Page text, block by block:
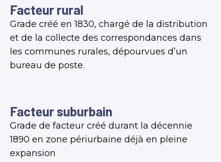
Facteur rural
Grade créé en 1830, chargé de la distribution
et de la collecte des correspondances dans
les communes rurales, dépourvues d’un
bureau de poste.
Facteur suburbain
Grade de facteur créé durant la décennie
1890 en zone périurbaine déjà en pleine
expansion